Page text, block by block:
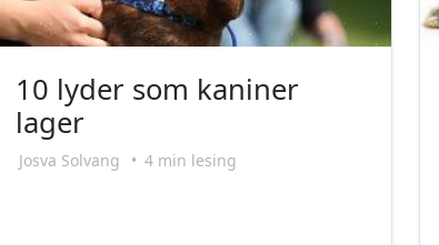
10 lyder som kaniner
lager
Josva Solvang • 4 min lesing